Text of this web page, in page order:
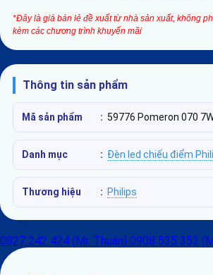
*Đây là giá bán lẻ đề xuất từ nhà sản xuất, không
kèm các chương trình khuyến mãi
Thông tin sản phẩm
Mã sản phẩm : 59776 Pomeron 070
Danh mục : Đèn led chiếu điểm
Thương hiệu : Philips
0827 242 424 (Mr. Thuận) 0908 535 353